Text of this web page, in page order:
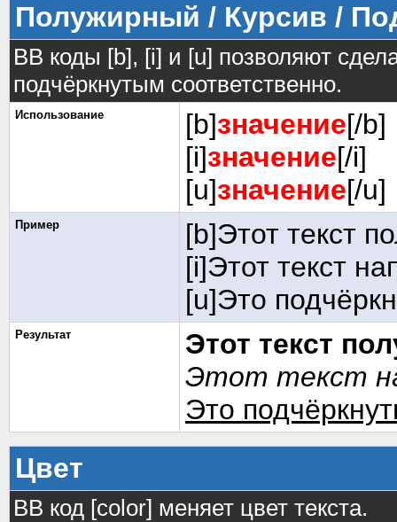
Полужирный / Курсив /
BB коды [b], [i] и [u] позволяют
подчёркнутым соответственно.
Использование [b]значение[/b]
[i]значение[/i]
[u]значение[/u]
Пример
[b]Этот текст
[i]Этот текст
[u]Это
Результат
Этот текст
Этот текст
Это
Цвет
BB код [color] меняет цвет текста.